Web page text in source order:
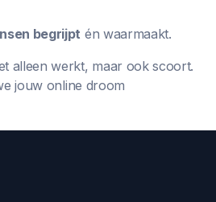
begrijpt én waarmaakt.
alleen werkt, maar ook scoort.
jouw online droom